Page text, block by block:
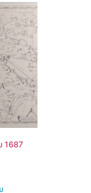
1687